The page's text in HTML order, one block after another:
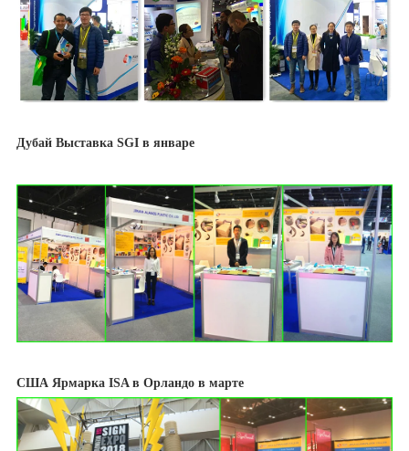
Дубай Выставка SGI в январе
США Ярмарка ISA в Орландо в марте